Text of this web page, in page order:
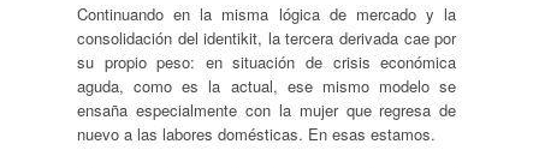
Continuando en la misma lógica de mercado y la
consolidación del identikit, la tercera derivada cae por
su propio peso: en situación de crisis económica
aguda, como es la actual, ese mismo modelo se
ensaña especialmente con la mujer que regresa de
nuevo a las labores domésticas. En esas estamos.